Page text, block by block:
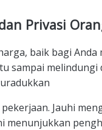
Privasi
baik bagi Anda
sampai
Jauhi
menunjukkan